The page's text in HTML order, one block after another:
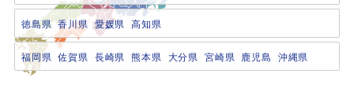
徳島県 香川県 愛媛県 高知県
福岡県 佐賀県 長崎県 熊本県 大分県 宮崎県 鹿児島 沖縄県